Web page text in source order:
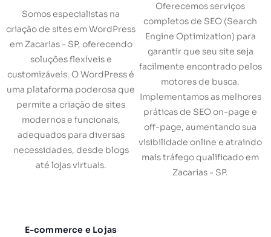
Somos especialistas na
criação de sites em WordPress
em Zacarias - SP, oferecendo
soluções flexíveis e
customizáveis. O WordPress é
uma plataforma poderosa que
permite a criação de sites
modernos e funcionais,
adequados para diversas
necessidades, desde blogs
até lojas virtuais.
Oferecemos serviços
completos de SEO (Search
Engine Optimization) para
garantir que seu site seja
facilmente encontrado pelos
motores de busca.
Implementamos as melhores
práticas de SEO on-page e
off-page, aumentando sua
visibilidade online e atraindo
mais tráfego qualificado em
Zacarias - SP.
E-commerce e Lojas